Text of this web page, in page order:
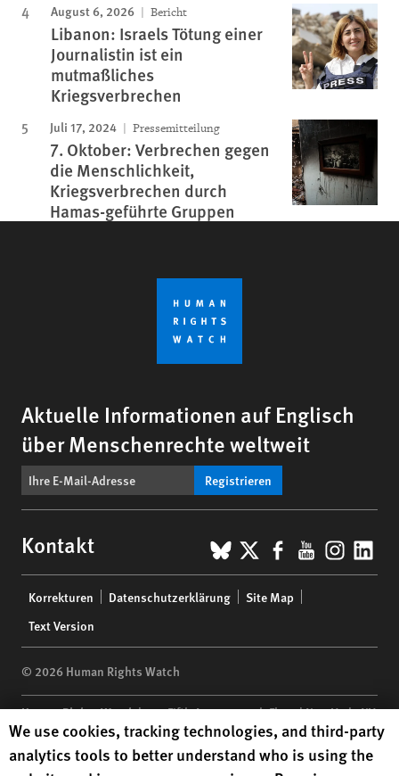
August 6, 2026 Bericht
Libanon: Israels Tötung einer
Journalistin ist ein
mutmaßliches
Kriegsverbrechen
Juli 17, 2024 Pressemitteilung
7. Oktober: Verbrechen gegen
die Menschlichkeit,
Kriegsverbrechen durch
Hamas-geführte Gruppen
Aktuelle Informationen auf Englisch
über Menschenrechte weltweit
Registrieren
Kontakt BlueSky
X Facebook
YouTube
menu
Korrekturen Datenschutzerklärung
Site Map
Text Version
© 2026 Human Rights Watch
Human Rights Watch| 350 Fifth Avenue, 34th Floor | New York,NY
10118-3299USA|t 1.212.290.4700
Human Rights Watchis a 501(C)(3) nonprofit registered in the US
Human Rights Watch cookie preferences
We use cookies, tracking technologies, and third-party
analytics tools to better understand who is using the